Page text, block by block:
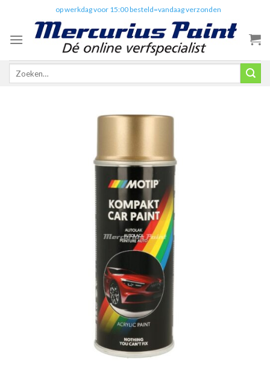
content
op werkdag voor 15:00 besteld=vandaag verzonden
Zoeken